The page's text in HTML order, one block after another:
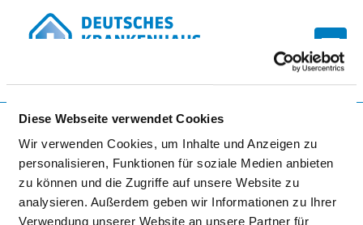
Diese Webseite verwendet Cookies
Wir verwenden Cookies, um Inhalte und Anzeigen zu
personalisieren, Funktionen für soziale Medien anbieten
zu können und die Zugriffe auf unsere Website zu
analysieren. Außerdem geben wir Informationen zu Ihrer
Verwendung unserer Website an unsere Partner für
Zur Krankenhaus-Startseite
MICHELS NEUROLOGISCHES
REHABILITATIONSZENTRUM